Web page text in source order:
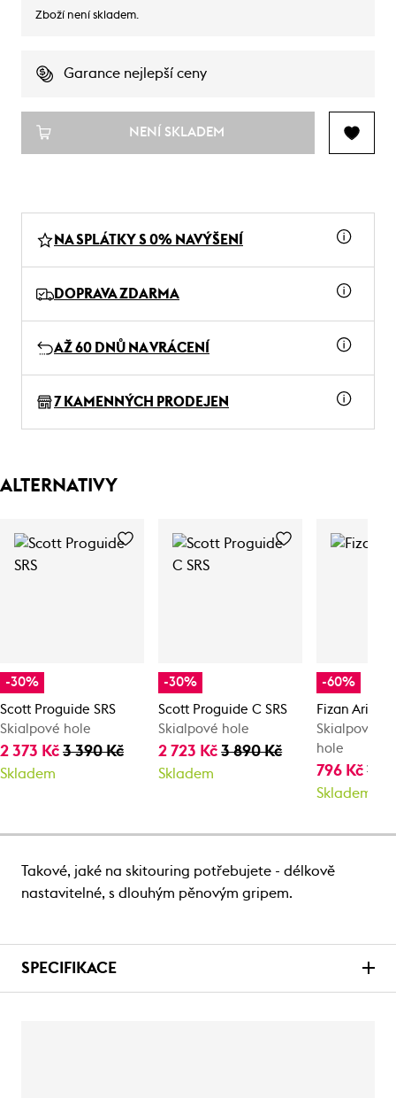
Zboží není skladem.
Garance nejlepší ceny
NENÍ SKLADEM
NA SPLÁTKY S 0% NAVÝŠENÍ
DOPRAVA ZDARMA
AŽ 60 DNŮ NA VRÁCENÍ
7 KAMENNÝCH PRODEJEN
ALTERNATIVY
-30%
Scott Proguide SRS
Skialpové hole
2 373 Kč 3 390 Kč
Skladem
-30%
Scott Proguide C SRS
Skialpové hole
2 723 Kč3 890 Kč
Skladem
-60%
Fizan Aria
Skialpové
hole
796 Kč1
Skladem
Takové, jaké na skitouring potřebujete - délkově
nastavitelné, s dlouhým pěnovým gripem.
SPECIFIKACE